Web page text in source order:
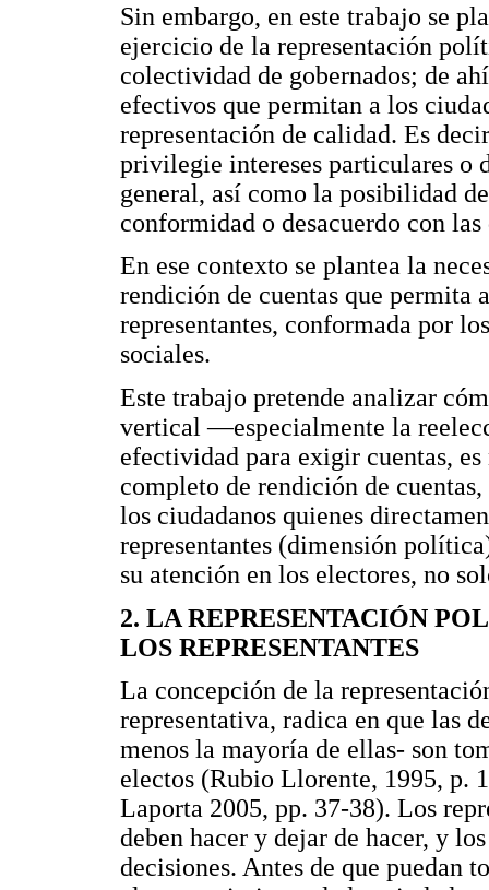
Sin embargo, en este trabajo se
ejercicio de la representación
colectividad de gobernados; de
efectivos que permitan a los
representación de calidad. Es
privilegie intereses particulares o
general, así como la posibilidad
conformidad o desacuerdo con
En ese contexto se plantea la
rendición de cuentas que permita
representantes, conformada por
sociales.
Este trabajo pretende analizar
vertical —especialmente la
efectividad para exigir cuentas,
completo de rendición de
los ciudadanos quienes
representantes (dimensión
su atención en los electores, no
2. LA REPRESENTACIÓN
LOS REPRESENTANTES
La concepción de la
representativa, radica en que las
menos la mayoría de ellas- son
electos (Rubio Llorente, 1995, p.
Laporta 2005, pp. 37-38). Los
deben hacer y dejar de hacer, y
decisiones. Antes de que puedan